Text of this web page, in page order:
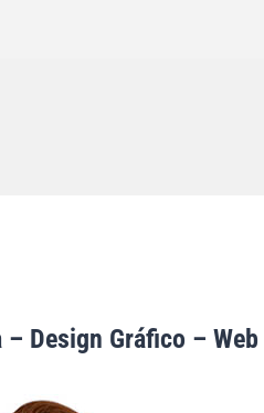
– Design Gráfico –